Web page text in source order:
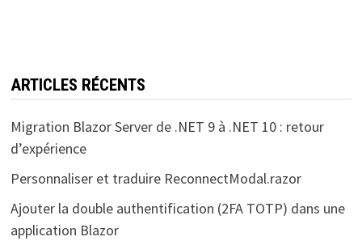
ARTICLES RÉCENTS
Migration Blazor Server de .NET 9 à .NET 10 : retour
d’expérience
Personnaliser et traduire ReconnectModal.razor
Ajouter la double authentification (2FA TOTP) dans une
application Blazor